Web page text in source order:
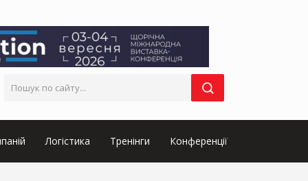
Логістика Тренінги Конференції